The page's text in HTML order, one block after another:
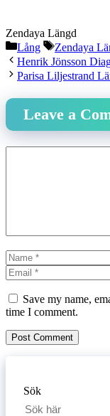
Zendaya Längd
Categories
Lång Tags
Zendaya
Henrik Jönsson
Parisa Liljestrand
Leave a
Name
Save my name,
time I comment.
Sök